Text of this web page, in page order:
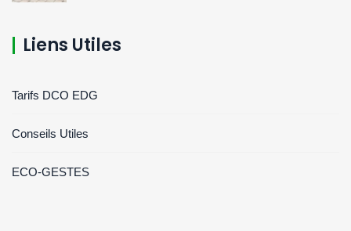
Liens Utiles
Tarifs DCO EDG
Conseils Utiles
ECO-GESTES